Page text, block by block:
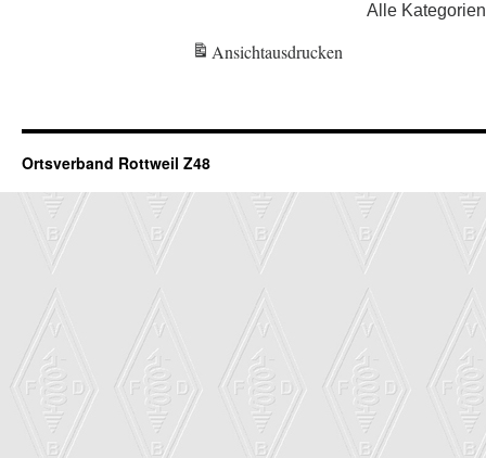
Alle Kategorien
Ansichtausdrucken
Ortsverband Rottweil Z48